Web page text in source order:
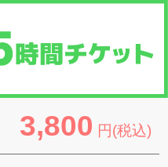
3,800 円(税込)